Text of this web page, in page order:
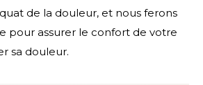
de la douleur, et nous ferons
pour assurer le confort de votre
sa douleur.